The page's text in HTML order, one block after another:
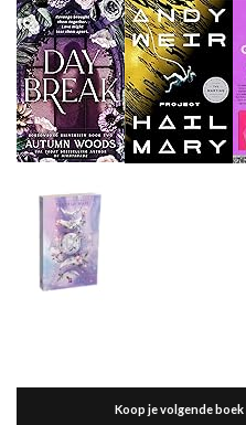
Koop je volgende